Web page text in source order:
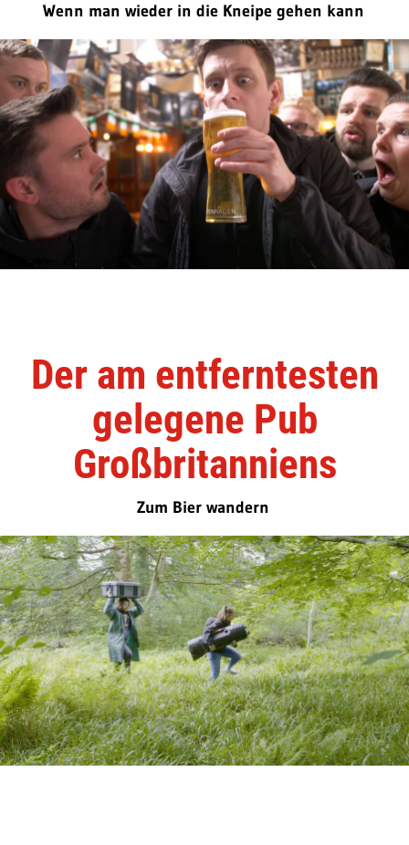
Wenn man wieder in die Kneipe gehen kann
Der am entferntesten
gelegene Pub
Großbritanniens
Zum Bier wandern